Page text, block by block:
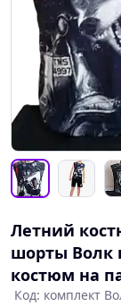
Летний
шорты Волк
костюм на
Код: комплект